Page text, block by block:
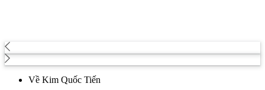
Về Kim Quốc Tiến